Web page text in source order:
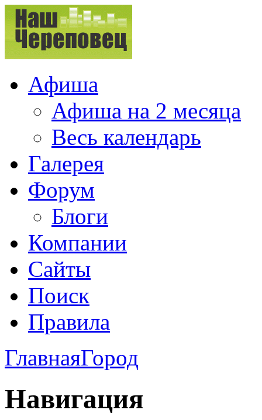
Афиша
Афиша на 2 месяца
Весь календарь
Галерея
Форум
Блоги
Компании
Сайты
Поиск
Правила
ГлавнаяГород
Навигация